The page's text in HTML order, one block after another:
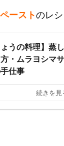
ーストのレ
ょうの料理】蒸
・ムラヨシマ
仕事
続きを見